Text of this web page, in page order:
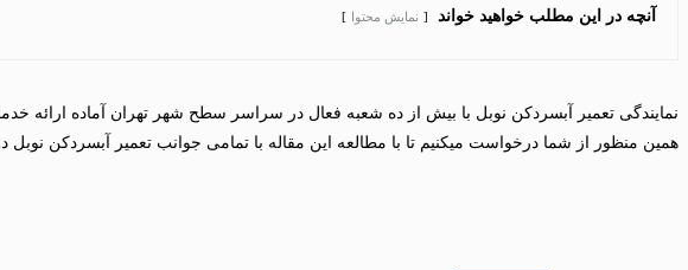
آنچه در این مطلب خواهید خواند نمایش محتوا
نمایندگی تعمیر آبسردکن نوبل با بیش از ده شعبه فعال در سراسر سطح شهر تهران آماده ارائه
همین منظور از شما درخواست میکنیم تا با مطالعه این مقاله با تمامی جوانب تعمیر آبسردکن